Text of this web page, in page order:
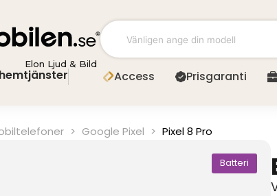
Elon Ljud & Bild
Access Prisgaranti
> Google Pixel > Pixel 8 Pro
Batteri